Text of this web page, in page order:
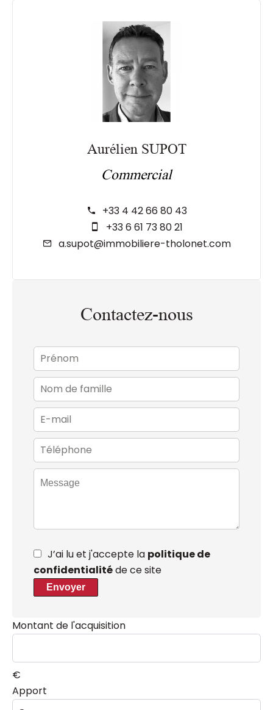
Aurélien SUPOT
Commercial
+33 4 42 66 80 43
+33 6 61 73 80 21
a.supot@immobiliere-tholonet.com
Contactez-nous
J’ai lu et j'accepte la politique de
confidentialitéde ce site
Envoyer
Montant de l'acquisition
€
Apport